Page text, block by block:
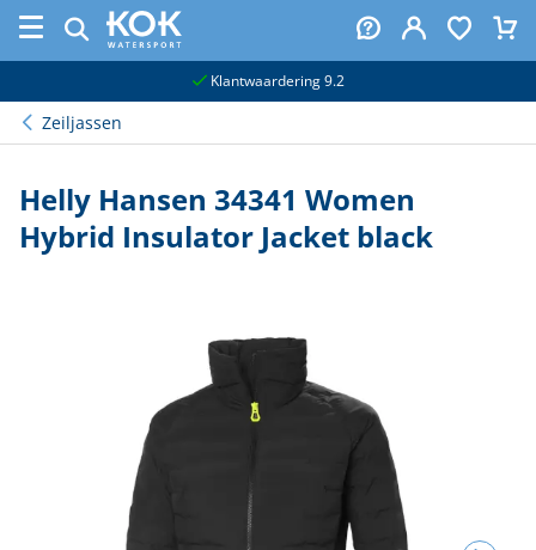
Klantwaardering 9.2
Zeiljassen
Helly Hansen 34341 Women
Hybrid Insulator Jacket black